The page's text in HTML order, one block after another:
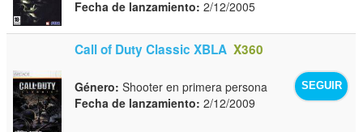
Fecha de lanzamiento: 2/12/2005
Call of Duty Classic XBLA X360
SEGUIR
Género: Shooter en primera persona
Fecha de lanzamiento: 2/12/2009